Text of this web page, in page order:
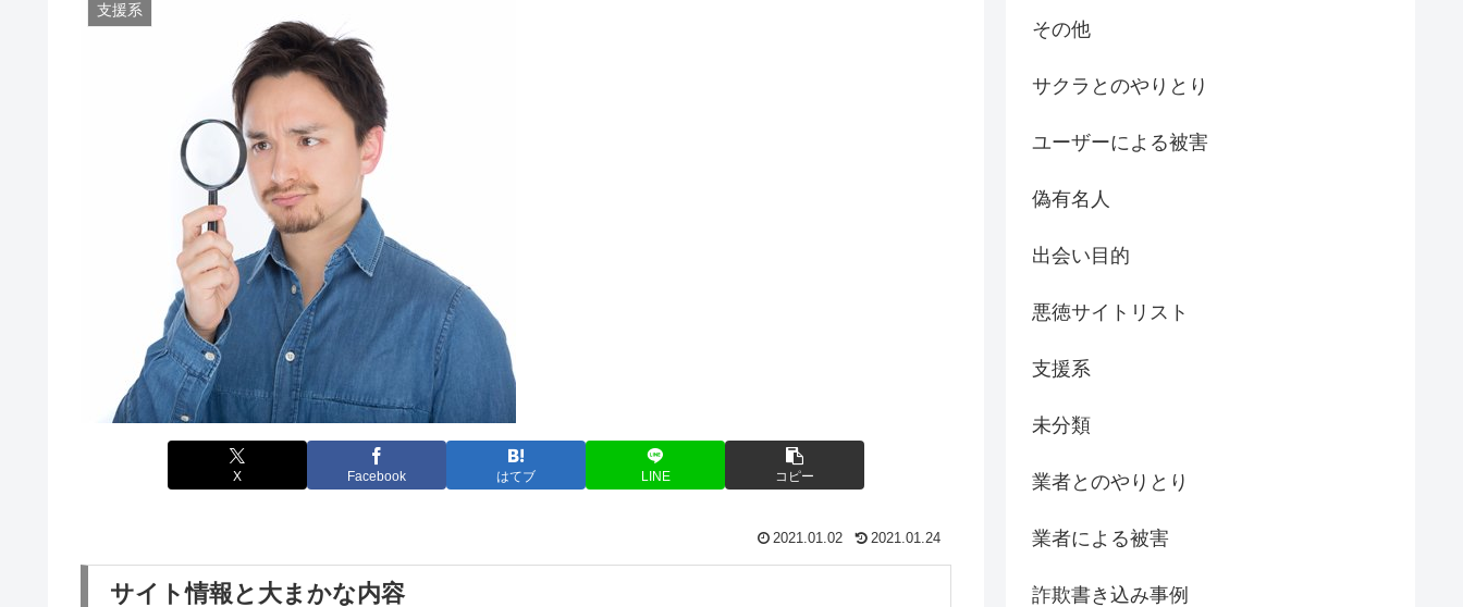
支援系
X Facebook はてブ LINE コピー
2021.01.02 2021.01.24
サイト情報と大まかな内容
その他
サクラとのやりとり
ユーザーによる被害
偽有名人
出会い目的
悪徳サイトリスト
支援系
未分類
業者とのやりとり
業者による被害
詐欺書き込み事例